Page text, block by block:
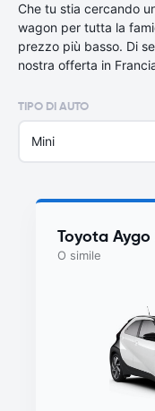
Che tu stia cercando
wagon per tutta la
prezzo più basso. Di
nostra offerta in
TIPO DI AUTO
Mini
Toyota Aygo
O simile